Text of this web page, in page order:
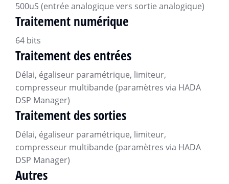
500uS (entrée analogique vers sortie analogique)
Traitement numérique
64 bits
Traitement des entrées
Délai, égaliseur paramétrique, limiteur,
compresseur multibande (paramètres via HADA
DSP Manager)
Traitement des sorties
Délai, égaliseur paramétrique, limiteur,
compresseur multibande (paramètres via HADA
DSP Manager)
Autres